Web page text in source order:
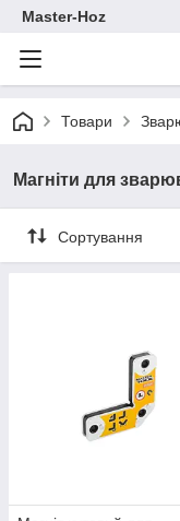
Master-Hoz
Товари
Магніти для
Сортування